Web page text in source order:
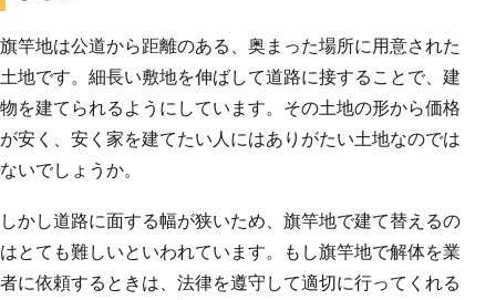
旗竿地は公道から距離のある、奥まった場所に用意された
土地です。細長い敷地を伸ばして道路に接することで、建
物を建てられるようにしています。その土地の形から価格
が安く、安く家を建てたい人にはありがたい土地なのでは
ないでしょうか。
しかし道路に面する幅が狭いため、旗竿地で建て替えるの
はとても難しいといわれています。もし旗竿地で解体を業
者に依頼するときは、法律を遵守して適切に行ってくれる